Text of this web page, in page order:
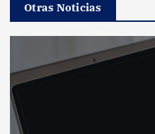
Otras Noticias